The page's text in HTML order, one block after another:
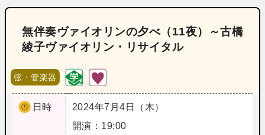
無伴奏ヴァイオリンの夕べ（11夜）～古橋
綾子ヴァイオリン・リサイタル
弦・管楽器
日時
2024年7月4日（木）
開演：19:00